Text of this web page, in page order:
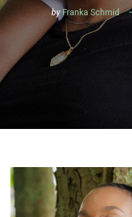
by Franka Schmid